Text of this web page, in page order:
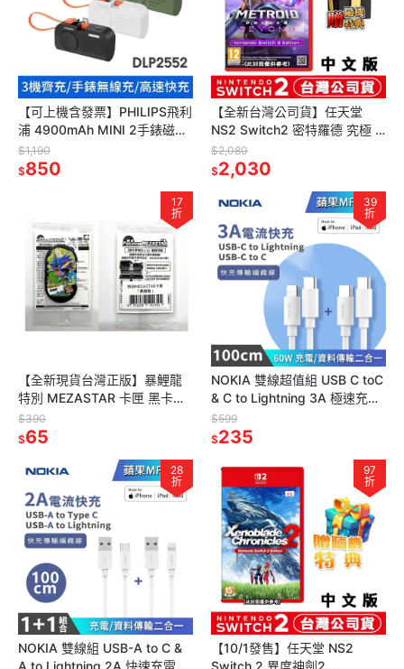
【可上機含發票】PHILIPS飛利
浦 4900mAh MINI 2手錶磁吸
多合一行動電源 TypeC
DLP2552
$1,190
$850
【全新台灣公司貨】任天堂
NS2 Switch2 密特羅德 究極 4
穿越未知 Metroid Prime 4-中
文版
$2,080
$2,030
17
折
【全新現貨台灣正版】暴鯉龍
特別 MEZASTAR 卡匣 黑卡
POKEMON 寶可夢傳說 Z-A 特
典
$390
$65
39
折
NOKIA 雙線超值組 USB C toC
& C to Lightning 3A 極速充電
線 100cm E8100
$599
$235
28
折
NOKIA 雙線組 USB-A to C &
A to Lightning 2A 快速充電線
97
折
【10/1發售】任天堂 NS2
Switch 2 異度神劍2